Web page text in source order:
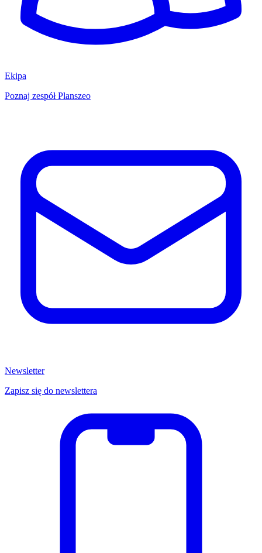
Ekipa
Poznaj zespół Planszeo
Newsletter
Zapisz się do newslettera